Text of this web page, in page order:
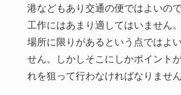
港などもあり交通の便ではよいの
工作にはあまり適してはいません
場所に限りがあるという点ではよ
せん。しかしそこにしかポイント
れを狙って行わなければなりません